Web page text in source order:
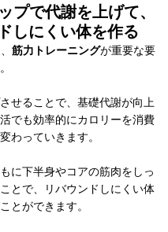
プで代謝を上げて、
しにくい体を作る
筋力トレーニングが重要な要
せることで、基礎代謝が向上
でも効率的にカロリーを消費
わっていきます。
に下半身やコアの筋肉をしっ
とで、リバウンドしにくい体
とができます。